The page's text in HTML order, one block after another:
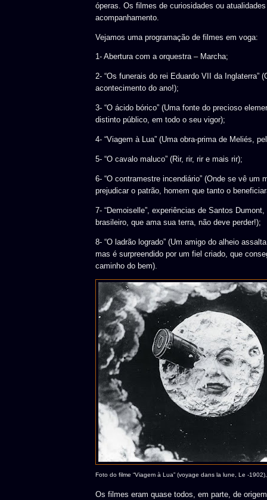
óperas. Os filmes de curiosidades ou
acompanhamento.
Vejamos uma programação de filmes em voga:
1- Abertura com a orquestra – Marcha;
2- “Os funerais do rei Eduardo VII da Inglaterra”
acontecimento do ano!);
3- “O ácido bórico” (Uma fonte do precioso
distinto público, em todo o seu vigor);
4- “Viagem à Lua” (Uma obra-prima de Meliés,
5- “O cavalo maluco” (Rir, rir, rir e mais rir);
6- “O contramestre incendiário” (Onde se vê um
prejudicar o patrão, homem que tanto o
7- “Demoiselle”, experiências de Santos
brasileiro, que ama sua terra, não deve perder!);
8- “O ladrão logrado” (Um amigo do alheio
mas é surpreendido por um fiel criado, que
caminho do bem).
Foto do filme “Viagem à Lua” (voyage dans la lune, Le -
Os filmes eram quase todos, em parte, de